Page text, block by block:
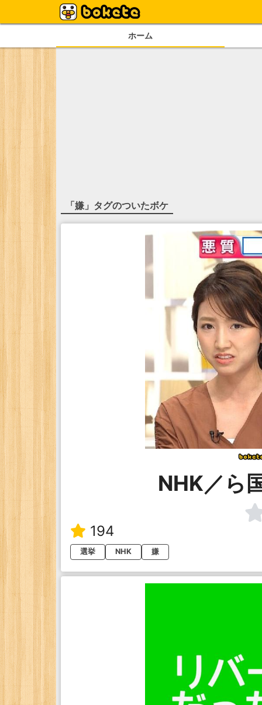
ホーム
「嫌 」タグのついたボケ
NHK／ら
194
選挙 NHK 嫌